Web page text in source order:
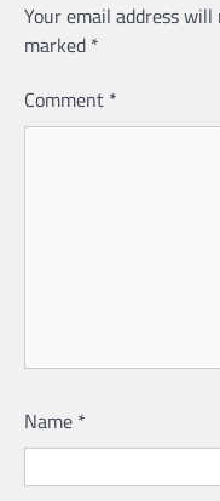
Your email address
marked *
Comment *
Name *